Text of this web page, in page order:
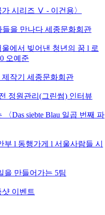
시리즈 Ⅴ - 이건용〉
을 만나다 세종문화회관
에서 빚어낸 청년의 꿈 l 로
오예준
제작기 세종문화회관
정원관리(그린썸) 인터뷰
Das siebte Blau 일곱 번째 파
l 동행가게 l 서울사람들 시
을 만들어가는 5팀
이벤트